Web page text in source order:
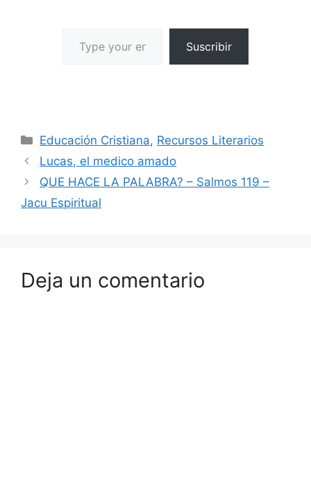
Suscribir
Educación Cristiana, Recursos Literarios
Lucas, el medico amado
QUE HACE LA PALABRA? – Salmos 119 –
Jacu Espiritual
Deja un comentario